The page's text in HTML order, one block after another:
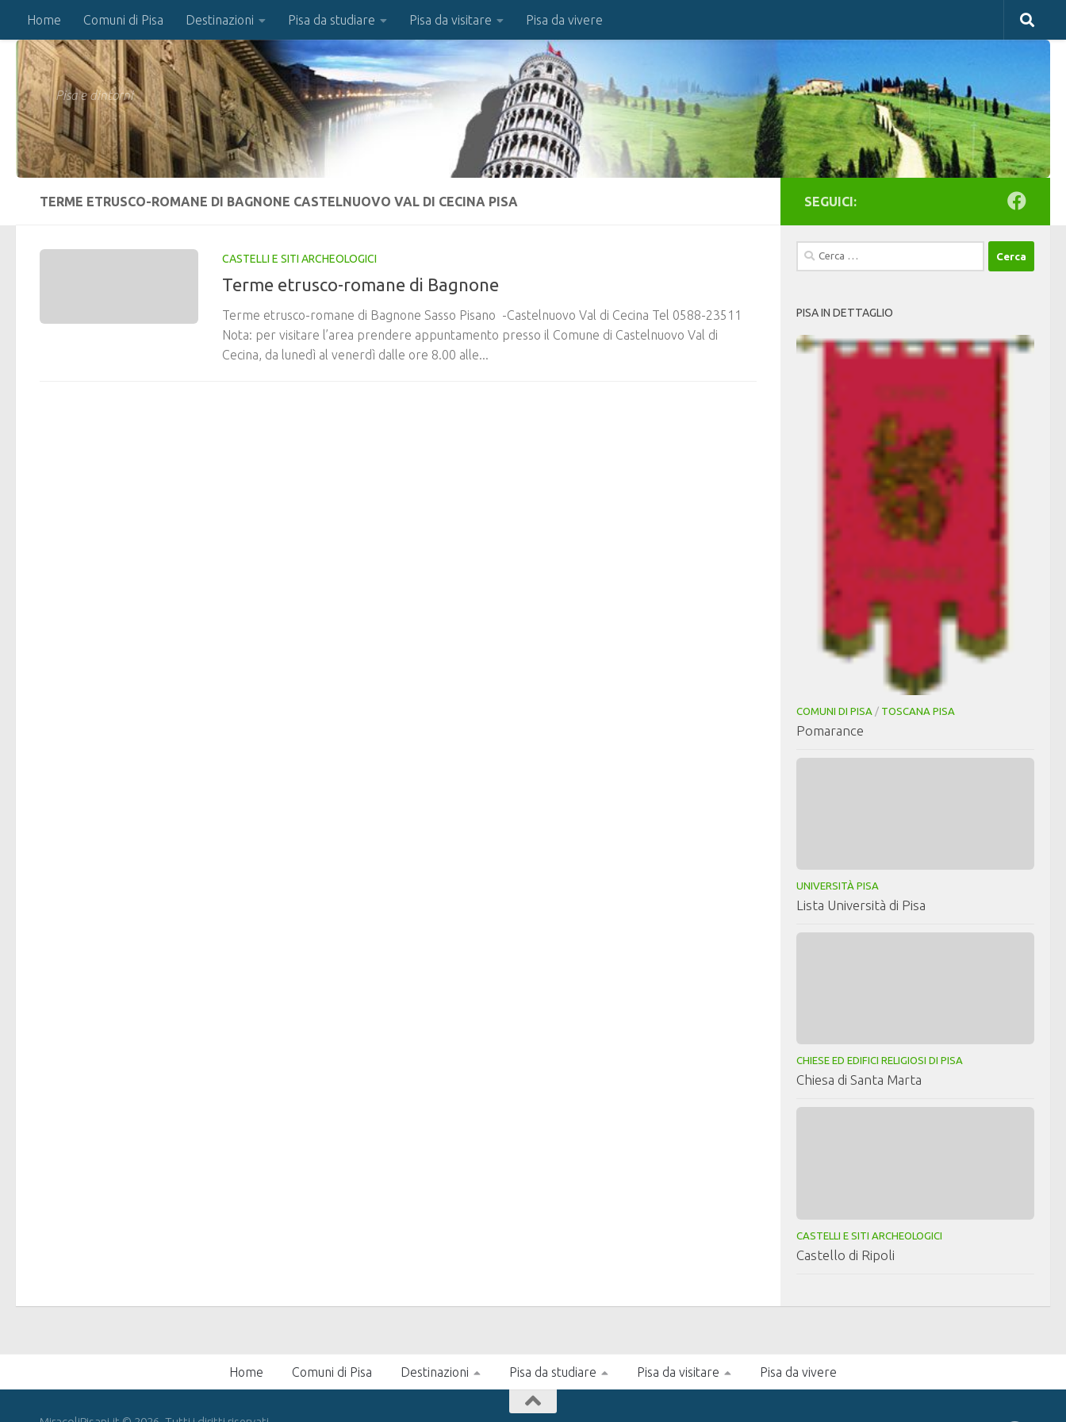
Salta al contenuto
Home Comuni di Pisa Destinazioni Pisa da studiare Pisa da visitare Pisa da vivere
Pisa e dintorni
TERME ETRUSCO-ROMANE DI BAGNONE CASTELNUOVO VAL DI CECINA PISA
CASTELLI E SITI ARCHEOLOGICI
Terme etrusco-romane di Bagnone
Terme etrusco-romane di Bagnone Sasso Pisano -Castelnuovo Val di Cecina Tel 0588-23511
Nota: per visitare l’area prendere appuntamento presso il Comune di Castelnuovo Val di
Cecina, da lunedì al venerdì dalle ore 8.00 alle...
SEGUICI:
Ricerca
per:
PISA IN DETTAGLIO
COMUNI DI PISA / TOSCANA PISA
Pomarance
UNIVERSITÀ PISA
Lista Università di Pisa
CHIESE ED EDIFICI RELIGIOSI DI PISA
Chiesa di Santa Marta
CASTELLI E SITI ARCHEOLOGICI
Castello di Ripoli
Home Comuni di Pisa Destinazioni Pisa da studiare Pisa da visitare Pisa da vivere